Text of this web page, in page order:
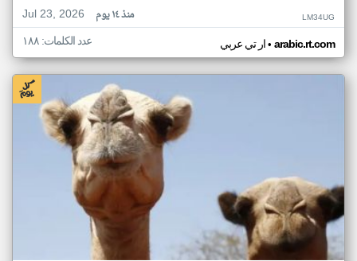
Jul 23, 2026
منذ ١٤ يوم LM34UG
ار تي عربي• arabic.rt.com عدد الكلمات: ١٨٨